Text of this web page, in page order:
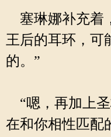
塞琳娜补充着
王后的耳环，可
的。”
“嗯，再加上圣
在和你相性匹配